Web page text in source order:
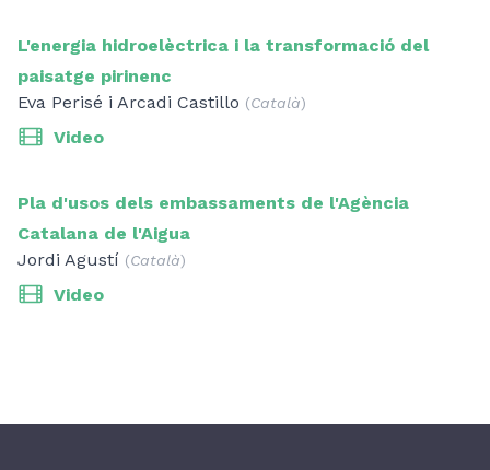
L'energia hidroelèctrica i la transformació del
paisatge pirinenc
Eva Perisé i Arcadi Castillo (Català)
Video
Pla d'usos dels embassaments de l'Agència
Catalana de l'Aigua
Jordi Agustí (Català)
Video